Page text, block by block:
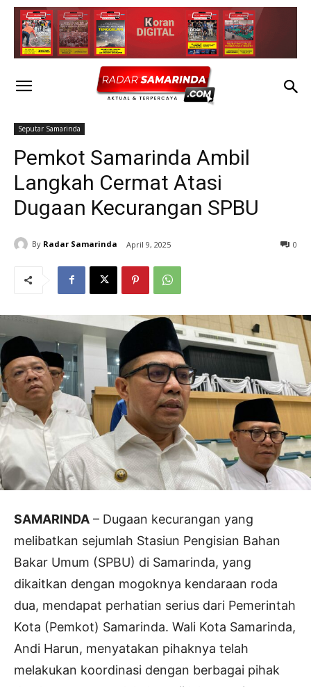
Seputar Samarinda
Pemkot Samarinda Ambil
Langkah Cermat Atasi
Dugaan Kecurangan SPBU
By Radar Samarinda April 9, 2025 0
SAMARINDA – Dugaan kecurangan yang
melibatkan sejumlah Stasiun Pengisian Bahan
Bakar Umum (SPBU) di Samarinda, yang
dikaitkan dengan mogoknya kendaraan roda
dua, mendapat perhatian serius dari Pemerintah
Kota (Pemkot) Samarinda. Wali Kota Samarinda,
Andi Harun, menyatakan pihaknya telah
melakukan koordinasi dengan berbagai pihak